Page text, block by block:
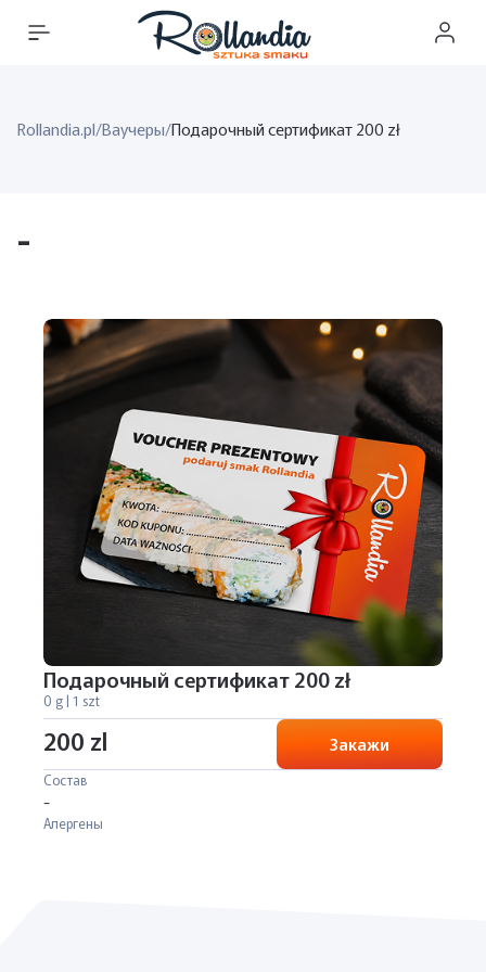
Rollandia.pl/Ваучеры/Подарочный сертификат 200 zł
-
Подарочный сертификат 200 zł
0 g | 1 szt
200 zl Закажи
Состав
-
Алергены